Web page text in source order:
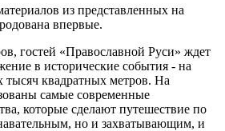
из представленных на
впервые.
гостей «Православной Руси» ждет
в исторические события - на
тысяч квадратных метров. На
самые современные
которые сделают путешествие по
но и захватывающим, и